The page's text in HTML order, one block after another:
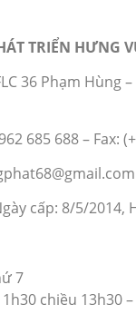
TRIỂN HƯNG
36 Phạm Hùng
685 688 – Fax:
cấp: 8/5/2014,
7
chiều 13h30